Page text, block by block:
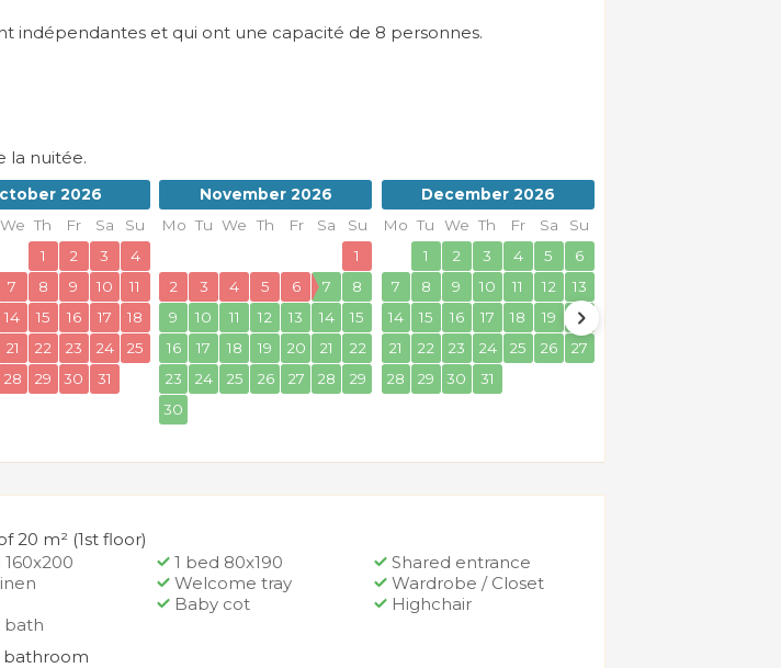
indépendantes et qui ont une capacité de 8 personnes.
la nuitée.
2026
We Th Fr Sa
Su
1
2 3
4
7 8 9 10
11
14 15 16 17
18
21 22 23 24
25
28 29 30 31
November 2026
Mo Tu We Th Fr Sa
Su
1
2
3 4 5 6 7
8
9
10 11 12 13 14
15
16
17 18 19 20 21
22
23
24 25 26 27 28
29
30
December 2026
Mo Tu We Th Fr Sa
Su
1
2 3 4 5
6
7
8 9 10 11 12
13
14
15 16 17 18 19
20
21
22 23 24 25 26
27
28
29 30 31
20 m² (1st floor)
160x200
1 bed 80x190
Shared entrance
Welcome tray
Wardrobe / Closet
Baby cot
Highchair
bath
bathroom